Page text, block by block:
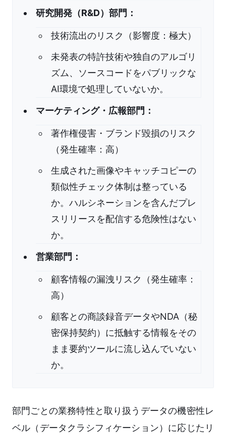
研究開発（R&D）部門：
技術流出のリスク（影響度：極大）
未発表の特許技術や独自のアルゴリ
ズム、ソースコードをパブリックな
AI環境で処理していないか。
マーケティング・広報部門：
著作権侵害・ブランド毀損のリスク
（発生確率：高）
生成された画像やキャッチコピーの
類似性チェック体制は整っている
か。ハルシネーションを含んだプレ
スリリースを配信する危険性はない
か。
営業部門：
顧客情報の漏洩リスク（発生確率：
高）
顧客との商談録音データやNDA（秘
密保持契約）に抵触する情報をその
まま要約ツールに流し込んでいない
か。
部門ごとの業務特性と取り扱うデータの機密性レ
ベル（データクラシフィケーション）に応じたリ